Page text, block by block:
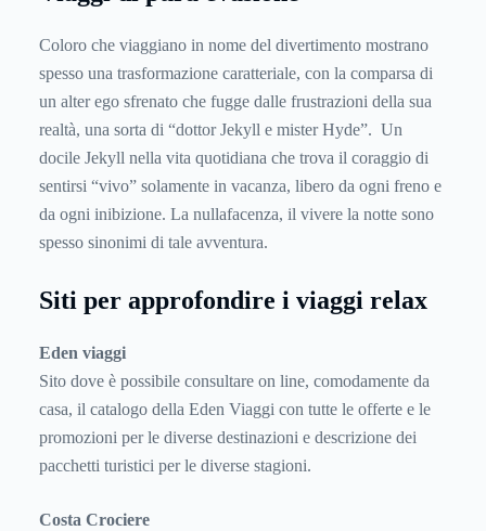
Coloro che viaggiano in nome del divertimento mostrano
spesso una trasformazione caratteriale, con la comparsa di
un alter ego sfrenato che fugge dalle frustrazioni della sua
realtà, una sorta di “dottor Jekyll e mister Hyde”. Un
docile Jekyll nella vita quotidiana che trova il coraggio di
sentirsi “vivo” solamente in vacanza, libero da ogni freno e
da ogni inibizione. La nullafacenza, il vivere la notte sono
spesso sinonimi di tale avventura.
Siti per approfondire i viaggi relax
Eden viaggi
Sito dove è possibile consultare on line, comodamente da
casa, il catalogo della Eden Viaggi con tutte le offerte e le
promozioni per le diverse destinazioni e descrizione dei
pacchetti turistici per le diverse stagioni.
Costa Crociere